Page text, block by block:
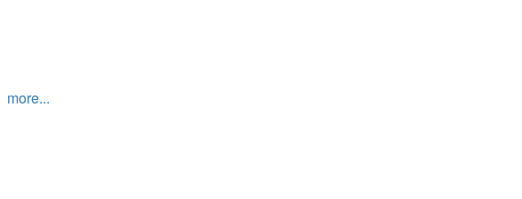
more...